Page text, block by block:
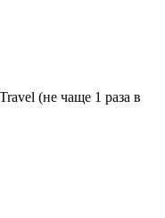
(не чаще 1 раза в